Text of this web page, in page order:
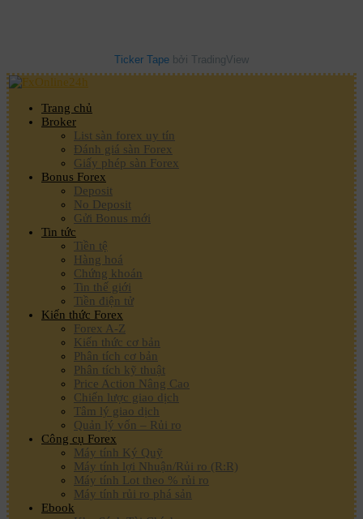
Ticker Tape bởi TradingView
Trang chủ
Broker
List sàn forex uy tín
Đánh giá sàn Forex
Giấy phép sàn Forex
Bonus Forex
Deposit
No Deposit
Gửi Bonus mới
Tin tức
Tiền tệ
Hàng hoá
Chứng khoán
Tin thế giới
Tiền điện tử
Kiến thức Forex
Forex A-Z
Kiến thức cơ bản
Phân tích cơ bản
Phân tích kỹ thuật
Price Action Nâng Cao
Chiến lược giao dịch
Tâm lý giao dịch
Quản lý vốn – Rủi ro
Công cụ Forex
Máy tính Ký Quỹ
Máy tính lợi Nhuận/Rủi ro (R:R)
Máy tính Lot theo % rủi ro
Máy tính rủi ro phá sản
Ebook